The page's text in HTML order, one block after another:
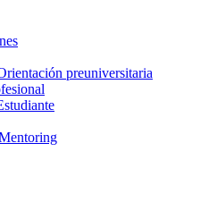
preuniversitaria